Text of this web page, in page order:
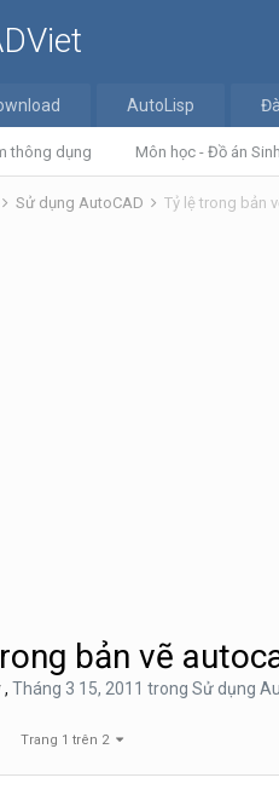
thông dụng Môn học - Đồ án
AutoLisp
Sử dụng AutoCAD Tỷ lệ trong bản
bản vẽ
, Tháng 3 15, 2011 trong Sử dụng
Trang 1 trên 2